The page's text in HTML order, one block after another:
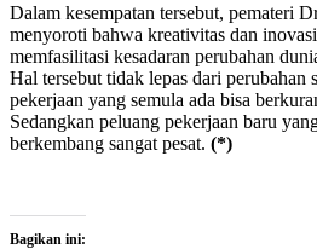
Dalam kesempatan tersebut, pemateri
menyoroti bahwa kreativitas dan
memfasilitasi kesadaran perubahan
Hal tersebut tidak lepas dari perubahan
pekerjaan yang semula ada bisa
Sedangkan peluang pekerjaan baru
berkembang sangat pesat. (*)
Bagikan ini: